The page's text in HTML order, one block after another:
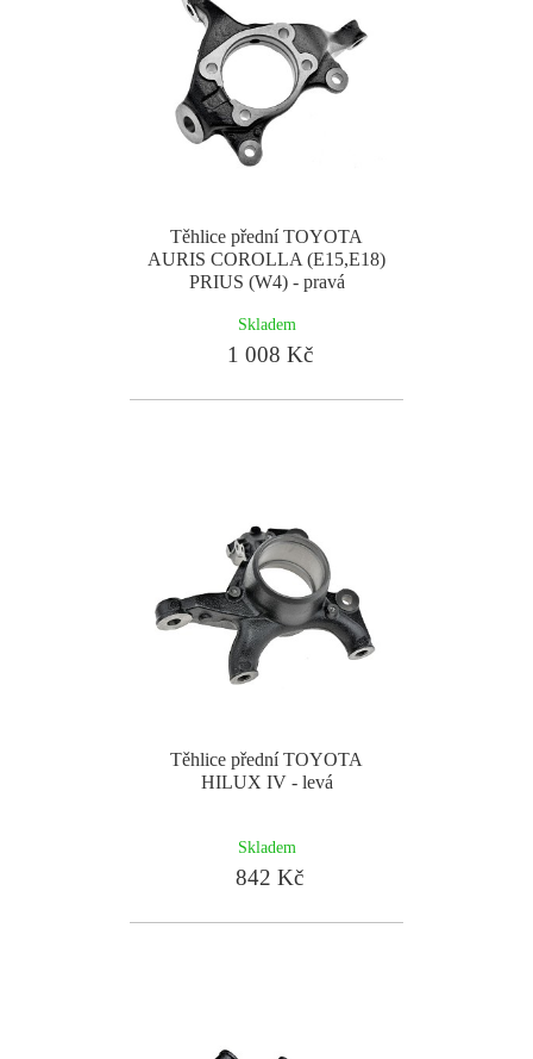
Těhlice přední TOYOTA
AURIS COROLLA (E15,E18)
PRIUS (W4) - pravá
Skladem
1 008 Kč
Těhlice přední TOYOTA
HILUX IV - levá
Skladem
842 Kč